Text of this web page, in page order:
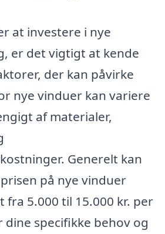
at investere i nye
er det vigtigt at kende
der kan påvirke
nye vinduer kan variere
af materialer,
Generelt kan
på nye vinduer
5.000 til 15.000 kr. per
specifikke behov og